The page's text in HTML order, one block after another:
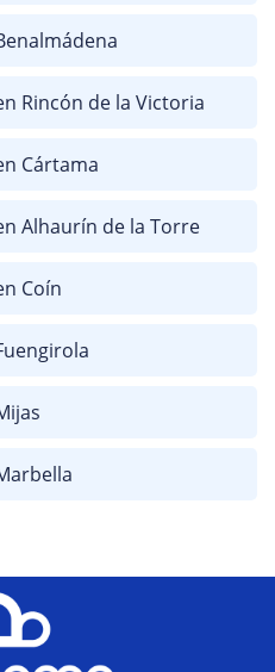
Rincón de la Victoria
Cártama
Alhaurín de la Torre
Coín